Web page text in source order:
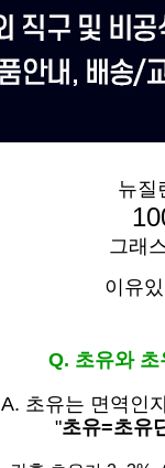
뉴질
그래
이유
Q. 초유와
A. 초유는 면역인
"초유=초유